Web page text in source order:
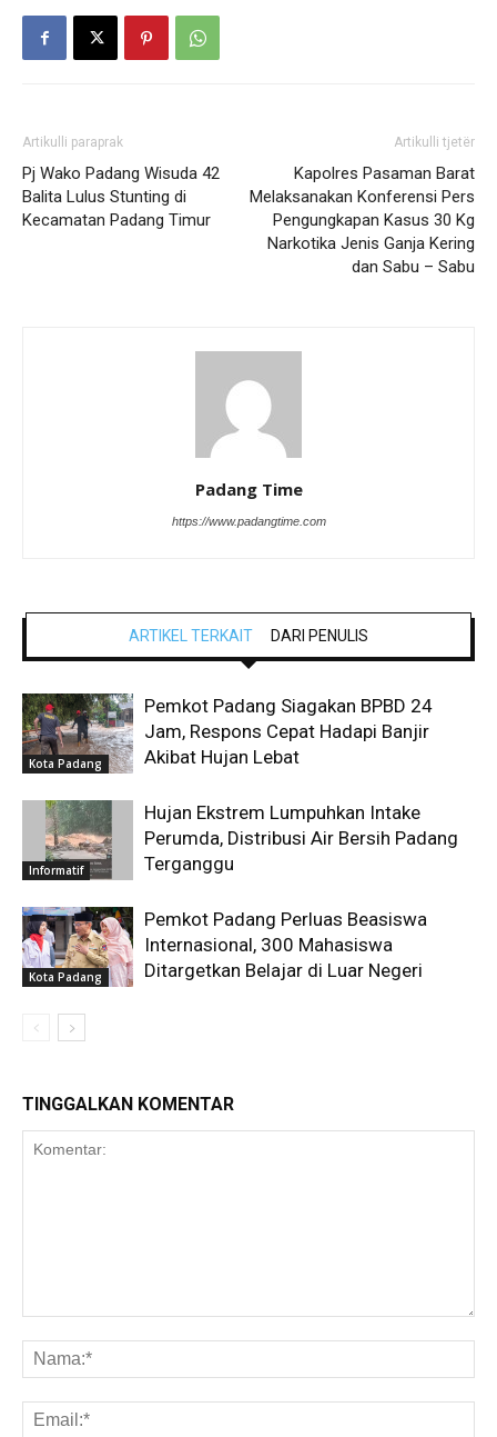
Artikulli paraprak
Pj Wako Padang Wisuda 42
Balita Lulus Stunting di
Kecamatan Padang Timur
Artikulli tjetër
Kapolres Pasaman Barat
Melaksanakan Konferensi Pers
Pengungkapan Kasus 30 Kg
Narkotika Jenis Ganja Kering
dan Sabu – Sabu
Padang Time
https://www.padangtime.com
ARTIKEL TERKAIT DARI PENULIS
Kota Padang
Pemkot Padang Siagakan BPBD 24
Jam, Respons Cepat Hadapi Banjir
Akibat Hujan Lebat
Informatif
Hujan Ekstrem Lumpuhkan Intake
Perumda, Distribusi Air Bersih Padang
Terganggu
Kota Padang
Pemkot Padang Perluas Beasiswa
Internasional, 300 Mahasiswa
Ditargetkan Belajar di Luar Negeri
TINGGALKAN KOMENTAR